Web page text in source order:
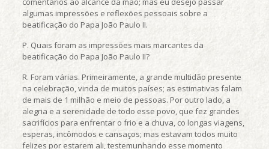
algumas impressões e reflexões pessoais sobre a
beatificação do Papa João Paulo II.
P. Quais foram as impressões mais marcantes da
beatificação do Papa João Paulo II?
R. Foram várias. Primeiramente, a grande multidão presente
na celebração, vinda de muitos países; as estimativas falam
de mais de 1 milhão e meio de pessoas. Por outro lado, a
alegria e a serenidade de todo esse povo, que fez grandes
sacrifícios para enfrentar o frio e a chuva, co longas viagens,
esperas, incômodos e cansaços; mas estavam todos muito
felizes por estarem ali, testemunhando esse momento